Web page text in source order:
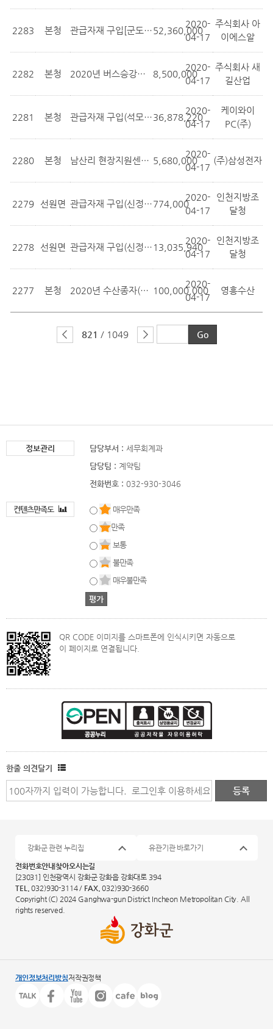
2283 본청 관급자재 구입[군도18호선(덕포리~문산...52,360,000
2020-
04-17
주식회사 아
이에스알
2282 본청 2020년 버스승강장 설치사업 발주(1차 ... 8,500,000
2020-
04-17
주식회사 새
길산업
2281 본청 관급자재 구입(석모도미네랄온천 정비사...36,878,220
2020-
04-17
케이와이
PC(주)
2280 본청 남산리 현장지원센터 사무집기 구입 5,680,000
2020-
04-17
(주)삼성전자
2279 선원면 관급자재 구입(신정리 545번지 일원 배...774,000
2020-
04-17
인천지방조
달청
2278 선원면 관급자재 구입(신정리(545번지 일원) 배... 13,035,940
2020-
04-17
인천지방조
달청
2277 본청 2020년 수산종자(점농어) 매입·방류사... 100,000,000
2020-
04-17
영흥수산
821 / 1049
정보관리 담당부서 : 세무회계과
담당팀 : 계약팀
전화번호 : 032-930-3046
컨텐츠만족도
매우만족
만족
보통
불만족
매우불만족
QR CODE 이미지를 스마트폰에 인식시키면 자동으로
이 페이지로 연결됩니다.
한줄 의견달기
전화번호안내 찾아오시는길
[23031] 인천광역시 강화군 강화읍 강화대로 394
TEL.
032)930-3114 / FAX. 032)930-3660
Copyright (C) 2024 Ganghwa-gun District Incheon Metropolitan City. All
rights reserved.
강화군 관련 누리집 유관기관 바로가기
개인정보처리방침저작권정책